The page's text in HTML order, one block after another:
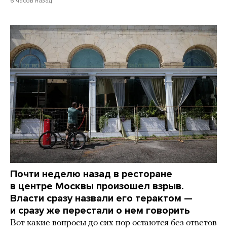
Почти неделю назад в ресторане
в центре Москвы произошел взрыв.
Власти сразу назвали его терактом —
и сразу же перестали о нем говорить
Вот какие вопросы до сих пор остаются без ответов